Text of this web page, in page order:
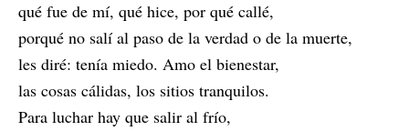
qué fue de mí, qué hice, por qué callé,
porqué no salí al paso de la verdad o de la muerte,
les diré: tenía miedo. Amo el bienestar,
las cosas cálidas, los sitios tranquilos.
Para luchar hay que salir al frío,